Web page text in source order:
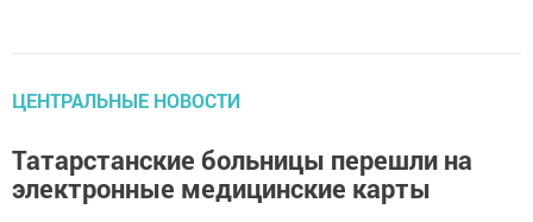
ЦЕНТРАЛЬНЫЕ НОВОСТИ
Татарстанские больницы перешли на
электронные медицинские карты